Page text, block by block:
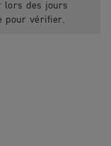
lors des jours
pour vérifier.